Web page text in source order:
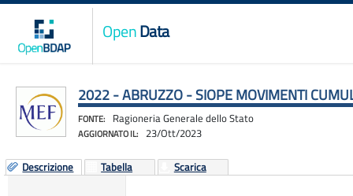
OpenData
2022 - ABRUZZO - SIOPE MOVIMENTI
FONTE: Ragioneria Generale dello Stato
AGGIORNATO IL: 23/Ott/2023
Descrizione Tabella Scarica